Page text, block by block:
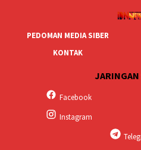
PEDOMAN MEDIA SIBER
KONTAK
JARINGAN
Facebook
Instagram